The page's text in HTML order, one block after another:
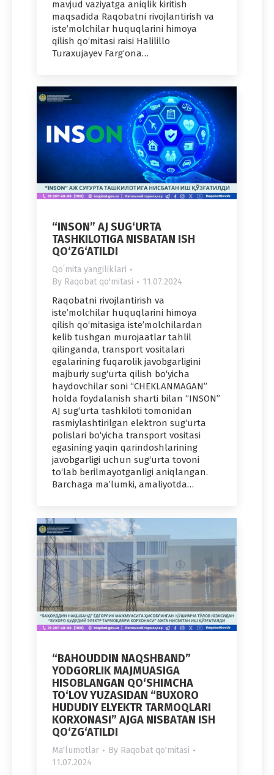
mavjud vaziyatga aniqlik kiritish
maqsadida Raqobatni rivojlantirish va
iste’molchilar huquqlarini himoya
qilish qo‘mitasi raisi Halilillo
Turaxujayev Farg‘ona…
“INSON” AJ SUG‘URTA
TASHKILOTIGA NISBATAN ISH
QO‘ZG‘ATILDI
Qoʻmita yangiliklari
By Raqobat qo'mitasi 11.07.2024
Raqobatni rivojlantirish va
iste’molchilar huquqlarini himoya
qilish qo‘mitasiga iste’molchilardan
kelib tushgan murojaatlar tahlil
qilinganda, transport vositalari
egalarining fuqarolik javobgarligini
majburiy sug‘urta qilish bo‘yicha
haydovchilar soni “CHEKLANMAGAN”
holda foydalanish sharti bilan “INSON”
AJ sug‘urta tashkiloti tomonidan
rasmiylashtirilgan elektron sug‘urta
polislari bo‘yicha transport vositasi
egasining yaqin qarindoshlarining
javobgarligi uchun sug‘urta tovoni
to‘lab berilmayotganligi aniqlangan.
Barchaga ma’lumki, amaliyotda…
“BAHOUDDIN NAQSHBAND”
YODGORLIK MAJMUASIGA
HISOBLANGAN QO‘SHIMCHA
TO‘LOV YUZASIDAN “BUXORO
HUDUDIY ELYEKTR TARMOQLARI
KORXONASI” AJGA NISBATAN ISH
QO‘ZG‘ATILDI
Ma'lumotlar By Raqobat qo'mitasi
11.07.2024